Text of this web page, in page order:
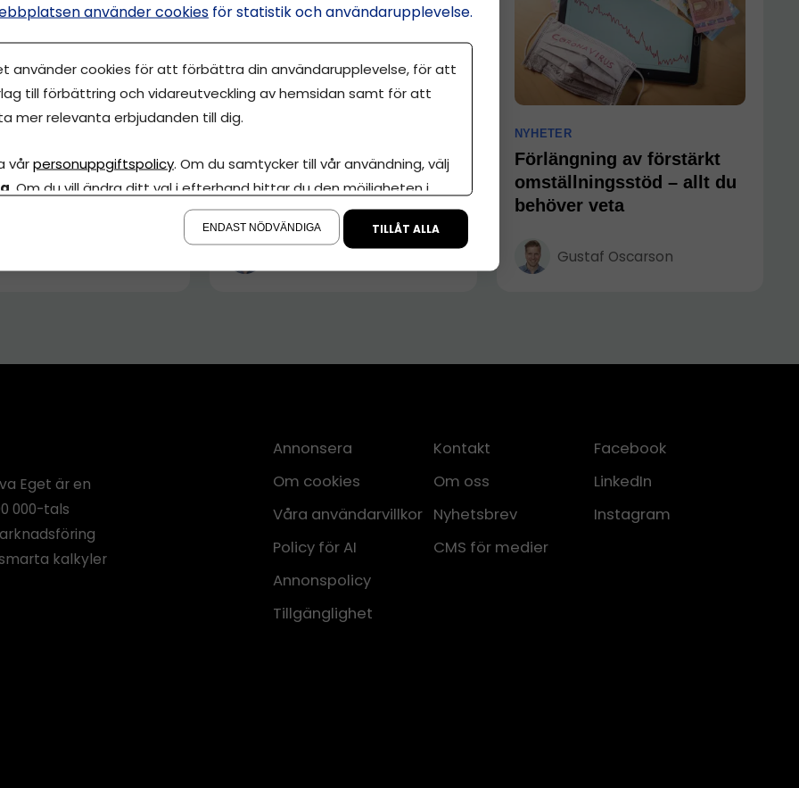
i pandemistöd
inne – drabbas
Slut på coronastöd till
företag – här är sista
möjligheterna
NYHETER
Förlängning av förstärkt
omställningsstöd – allt du
behöver veta
Gustaf Oscarson
Eget är en
000-tals
kalkyler
Annonsera
Om cookies
Våra användarvillkor
Policy för AI
Annonspolicy
Tillgänglighet
Kontakt
Om oss
Nyhetsbrev
CMS för medier
Facebook
LinkedIn
Instagram
använder cookies för statistik och användarupplevelse.
använder cookies för att förbättra din användarupplevelse, för att
till förbättring och vidareutveckling av hemsidan samt för att
mer relevanta erbjudanden till dig.
vårpersonuppgiftspolicy. Om du samtycker till vår användning, välj
. Om du vill ändra ditt val i efterhand hittar du den möjligheten i
ENDAST NÖDVÄNDIGA TILLÅT ALLA